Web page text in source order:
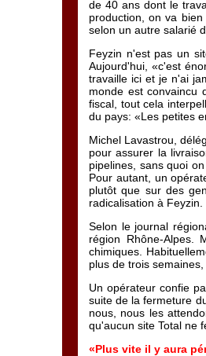
de 40 ans dont le
production, on va
selon un autre salarié
Feyzin n'est pas un
Aujourd'hui, «c'est
travaille ici et je n'ai
monde est convaincu
fiscal, tout cela
du pays: «Les petites
Michel Lavastrou,
pour assurer la
pipelines, sans quoi
Pour autant, un
plutôt que sur des
radicalisation à Feyzin.
Selon le journal
région Rhône-Alpes.
chimiques.
plus de trois
Un opérateur confie
suite de la fermeture
nous, nous les
qu'aucun site Total ne
«Plus vite il y aura